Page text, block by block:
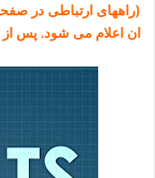
(راههای ارتباطی در
ان اعلام می شود. پس از